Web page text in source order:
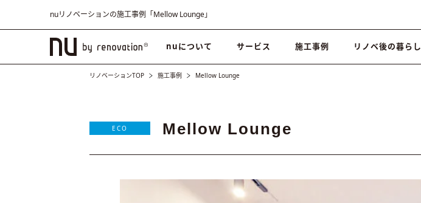
nuリノベーションの施工事例「Mellow Lounge」
nuについて サービス 施工事例 リノベ後の暮らし
リノベーションTOP 施工事例 Mellow Lounge
ECO Mellow Lounge